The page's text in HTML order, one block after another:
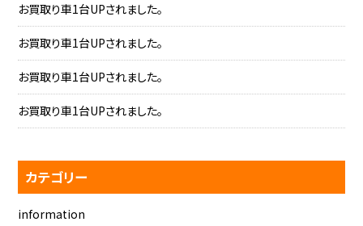
お買取り車1台UPされました。
お買取り車1台UPされました。
お買取り車1台UPされました。
お買取り車1台UPされました。
カテゴリー
information